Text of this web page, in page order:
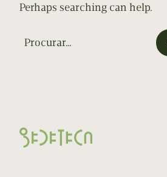
Perhaps searching can help.